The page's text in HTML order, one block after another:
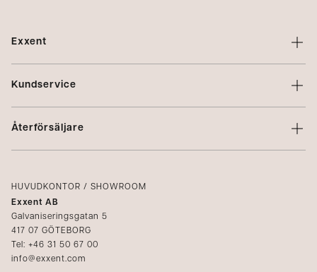
Exxent
Om Exxent
Profilering
Integritetspolicy
Kundservice
Kontakta oss
Återförsäljare
Kataloger
Mediabank
Bli återförsäljare
HUVUDKONTOR / SHOWROOM
Exxent AB
Galvaniseringsgatan 5
417 07 GÖTEBORG
Tel: +46 31 50 67 00
info@exxent.com